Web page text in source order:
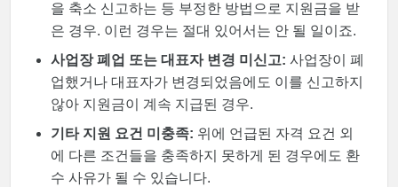
을 축소 신고하는 등 부정한 방법으로 지원금을 받
은 경우. 이런 경우는 절대 있어서는 안 될 일이죠.
사업장 폐업 또는 대표자 변경 미신고: 사업장이 폐
업했거나 대표자가 변경되었음에도 이를 신고하지
않아 지원금이 계속 지급된 경우.
기타 지원 요건 미충족: 위에 언급된 자격 요건 외
에 다른 조건들을 충족하지 못하게 된 경우에도 환
수 사유가 될 수 있습니다.